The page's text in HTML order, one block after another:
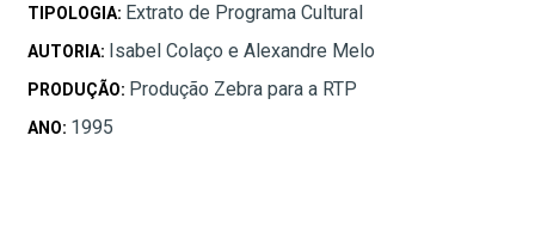
TIPOLOGIA: Extrato de Programa Cultural
AUTORIA: Isabel Colaço e Alexandre Melo
PRODUÇÃO: Produção Zebra para a RTP
ANO: 1995